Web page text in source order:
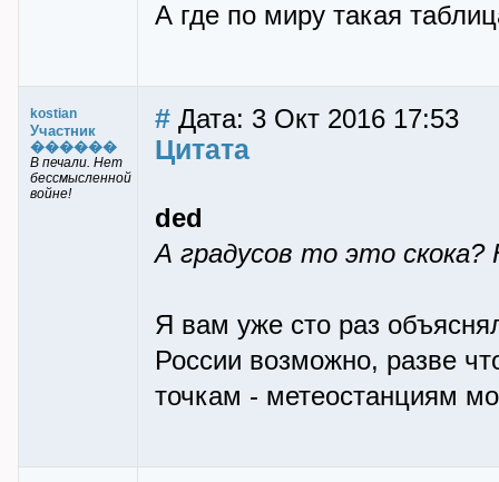
А где по миру такая
kostian
Участник
������
В печали. Нет
бессмысленной
войне!
# Дата: 3 Окт 2016 17:53
Цитата
ded
А градусов то это
Я вам уже сто раз
России возможно, разве
точкам - метеостанциям